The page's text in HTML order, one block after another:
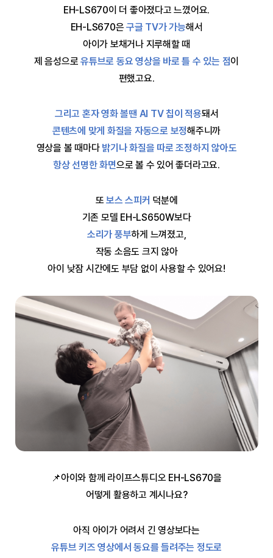
EH-LS670이 더 좋아졌다고 느꼈어요.
EH-LS670은구글 TV가 가능해서
아이가 보채거나 지루해할 때
제 음성으로유튜브로 동요 영상을 바로 틀 수 있는 점이
편했고요.
그리고 혼자 영화 볼땐 AI TV 칩이 적용돼서
콘텐츠에 맞게 화질을 자동으로 보정해주니까
영상을 볼 때마다 밝기나 화질을 따로 조정하지 않아도
항상 선명한 화면으로 볼 수 있어 좋더라고요.
또 보스 스피커 덕분에
기존 모델 EH-LS650W보다
소리가 풍부하게 느껴졌고,
작동 소음도 크지 않아
아이 낮잠 시간에도 부담 없이 사용할 수 있어요!
📌아이와 함께 라이프스튜디오 EH-LS670을
어떻게 활용하고 계시나요?
아직 아이가 어려서 긴 영상보다는
유튜브 키즈 영상에서 동요를 들려주는 정도로